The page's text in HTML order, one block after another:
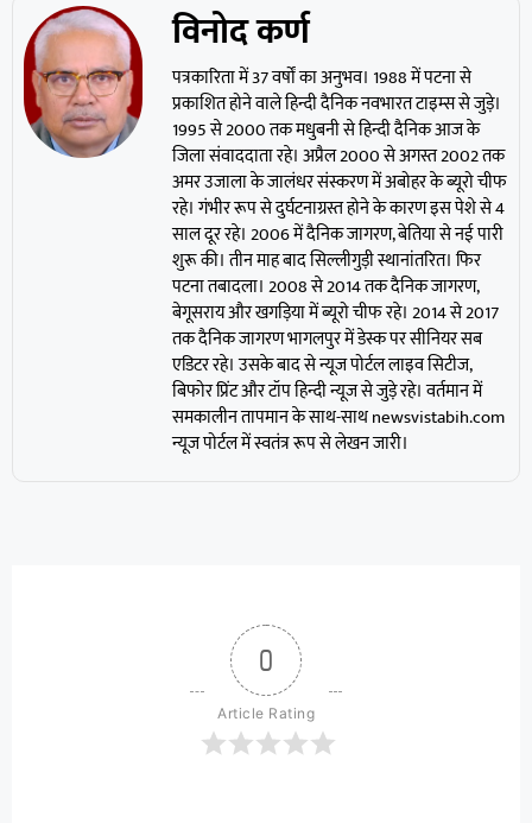
विनोद कर्ण
पत्रकारिता में 37 वर्षों का अनुभव। 1988 में पटना से
प्रकाशित होने वाले हिन्दी दैनिक नवभारत टाइम्स से जुड़े।
1995 से 2000 तक मधुबनी से हिन्दी दैनिक आज के
जिला संवाददाता रहे। अप्रैल 2000 से अगस्त 2002 तक
अमर उजाला के जालंधर संस्करण में अबोहर के ब्यूरो चीफ
रहे। गंभीर रूप से दुर्घटनाग्रस्त होने के कारण इस पेशे से 4
साल दूर रहे। 2006 में दैनिक जागरण, बेतिया से नई पारी
शुरू की। तीन माह बाद सिल्लीगुड़ी स्थानांतरित। फिर
पटना तबादला। 2008 से 2014 तक दैनिक जागरण,
बेगूसराय और खगड़िया में ब्यूरो चीफ रहे। 2014 से 2017
तक दैनिक जागरण भागलपुर में डेस्क पर सीनियर सब
एडिटर रहे। उसके बाद से न्यूज पोर्टल लाइव सिटीज,
बिफोर प्रिंट और टॉप हिन्दी न्यूज से जुड़े रहे। वर्तमान में
समकालीन तापमान के साथ-साथ newsvistabih.com
न्यूज पोर्टल में स्वतंत्र रूप से लेखन जारी।
0
Article Rating